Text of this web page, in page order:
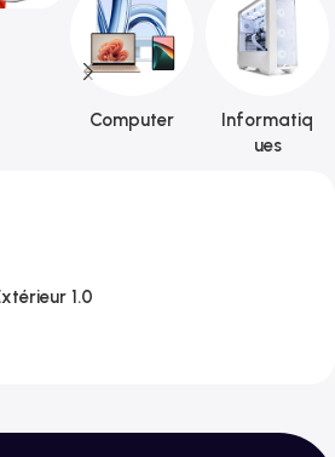
Computer
Informatiq
ues
1.0